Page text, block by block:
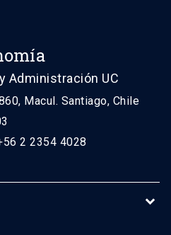
Administración UC
Macul. Santiago, Chile
2 2354 4028